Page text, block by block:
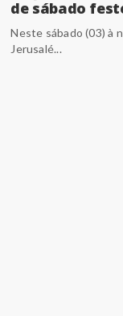
de sábado
Neste sábado (03) à
Jerusalé...